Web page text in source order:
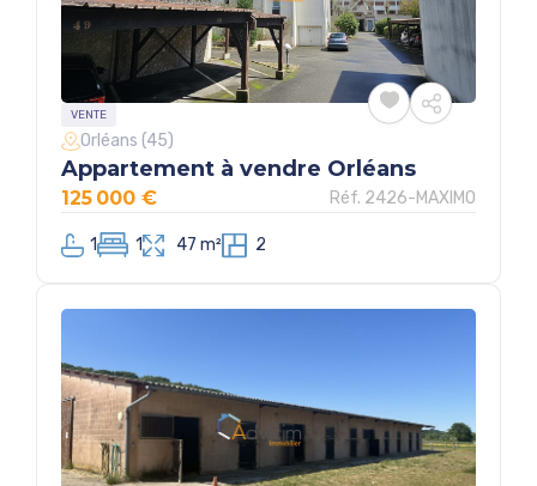
VENTE
Réf. 2426-MAXIMO
Orléans (45)
Appartement à vendre Orléans
1 1 47 m² 2
125 000 €